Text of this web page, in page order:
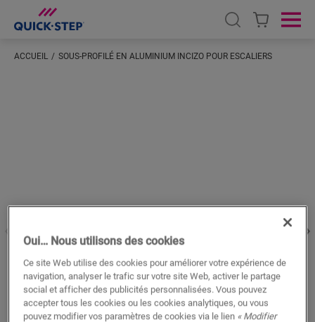
Open search
ACCUEIL SOUS-PROFILÉ EN ALUMINIUM INCIZO POUR ESCALIERS
Oui… Nous utilisons des cookies
Ce site Web utilise des cookies pour améliorer votre expérience de
navigation, analyser le trafic sur votre site Web, activer le partage
social et afficher des publicités personnalisées. Vous pouvez
accepter tous les cookies ou les cookies analytiques, ou vous
pouvez modifier vos paramètres de cookies via le lien « Modifier